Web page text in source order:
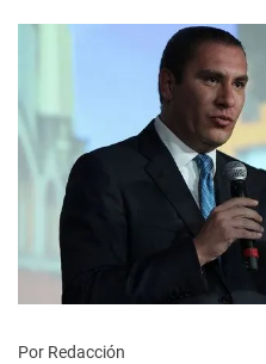
Por Redacción